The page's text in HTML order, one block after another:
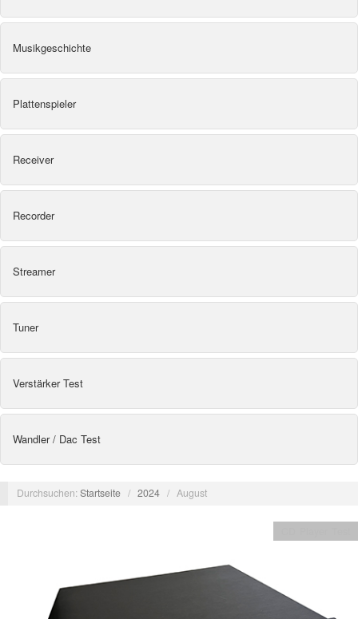
Musikgeschichte
Plattenspieler
Receiver
Recorder
Streamer
Tuner
Verstärker Test
Wandler / Dac Test
Durchsuchen:Startseite / 2024 / August